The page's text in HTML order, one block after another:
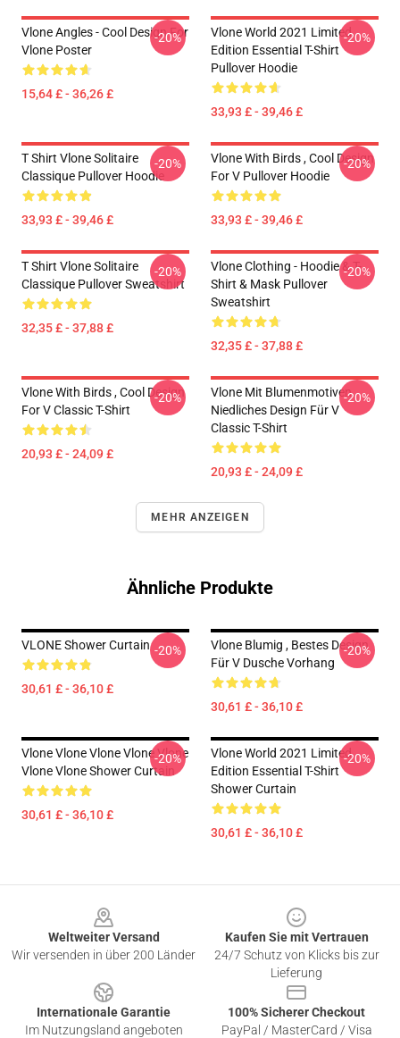
Vlone Angles - Cool Design For
Vlone Poster
15,64 £ - 36,26 £
-20%
Vlone World 2021 Limited
Edition Essential T-Shirt
Pullover Hoodie
33,93 £ - 39,46 £
-20%
T Shirt Vlone Solitaire
Classique Pullover Hoodie
33,93 £ - 39,46 £
-20%
Vlone With Birds , Cool Design
For V Pullover Hoodie
33,93 £ - 39,46 £
-20%
T Shirt Vlone Solitaire
Classique Pullover Sweatshirt
32,35 £ - 37,88 £
-20%
Vlone Clothing - Hoodie & T-
Shirt & Mask Pullover
Sweatshirt
32,35 £ - 37,88 £
-20%
Vlone With Birds , Cool Design
For V Classic T-Shirt
20,93 £ - 24,09 £
-20%
Vlone Mit Blumenmotiven ,
Niedliches Design Für V
Classic T-Shirt
20,93 £ - 24,09 £
-20%
MEHR ANZEIGEN
Ähnliche Produkte
VLONE Shower Curtain
30,61 £ - 36,10 £
-20%
Vlone Blumig , Bestes Design
Für V Dusche Vorhang
30,61 £ - 36,10 £
-20%
Vlone Vlone Vlone Vlone Vlone
Vlone Vlone Shower Curtain
30,61 £ - 36,10 £
-20%
Vlone World 2021 Limited
Edition Essential T-Shirt
Shower Curtain
30,61 £ - 36,10 £
-20%
Weltweiter Versand
Wir versenden in über 200 Länder
Kaufen Sie mit Vertrauen
24/7 Schutz von Klicks bis zur
Lieferung
Internationale Garantie
Im Nutzungsland angeboten
100% Sicherer Checkout
PayPal / MasterCard / Visa